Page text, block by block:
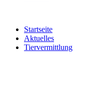
Startseite
Aktuelles
Tiervermittlung